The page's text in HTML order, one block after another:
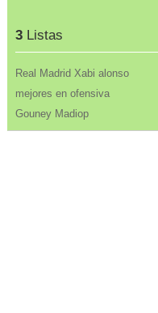
3Listas
Real Madrid Xabi alonso
mejores en ofensiva
Gouney Madiop